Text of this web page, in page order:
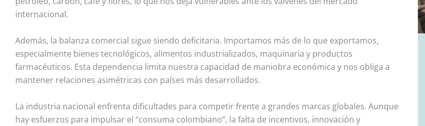
internacional.
Además, la balanza comercial sigue siendo deficitaria. Importamos más de lo que exportamos,
especialmente bienes tecnológicos, alimentos industrializados, maquinaria y productos
farmacéuticos. Esta dependencia limita nuestra capacidad de maniobra económica y nos obliga a
mantener relaciones asimétricas con países más desarrollados.
La industria nacional enfrenta dificultades para competir frente a grandes marcas globales. Aunque
hay esfuerzos para impulsar el “consuma colombiano”, la falta de incentivos, innovación y